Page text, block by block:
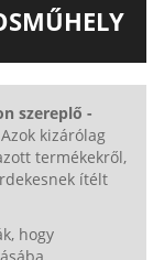
szereplő -
Azok kizárólag
termékekről,
ítélt
hogy